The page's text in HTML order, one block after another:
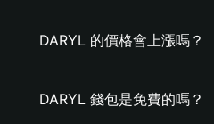
DARYL 的價格會上漲嗎？
DARYL 錢包是免費的嗎？